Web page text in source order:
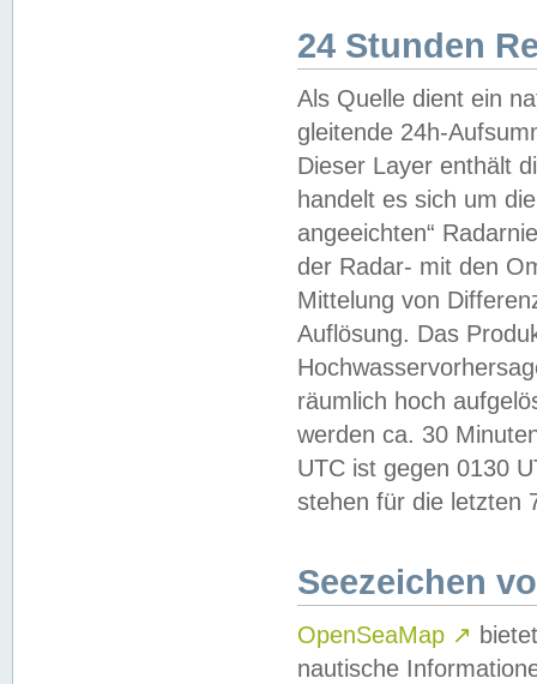
24 Stunden
Als Quelle dient ein
gleitende 24h-
Dieser Layer enthält
handelt es sich um
angeeichten“
der Radar- mit den
Mittelung von
Auflösung. Das
räumlich hoch
werden ca. 30
UTC ist gegen 0130
stehen für die letzten
Seezeichen
OpenSeaMap ↗
nautische